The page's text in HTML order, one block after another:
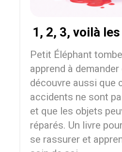
1, 2, 3, voilà
Petit Éléphant
apprend à demander
découvre aussi que
accidents ne sont
et que les objets
réparés. Un livre
se rassurer et